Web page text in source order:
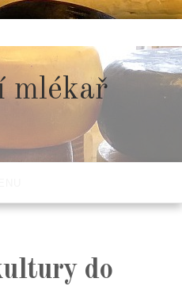
mlékař
do